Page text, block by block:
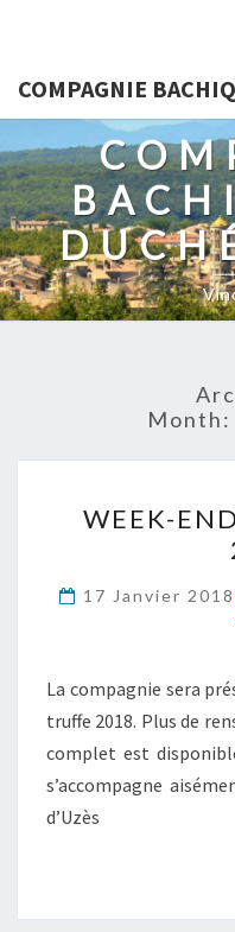
COMPAGNIE
Month:
WEEK-
17 Janvier 2018
La compagnie sera
truffe 2018. Plus de
complet est
s’accompagne
d’Uzès